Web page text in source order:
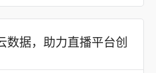
数据，助力直播平台创